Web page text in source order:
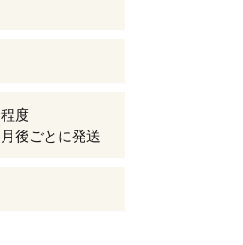
度
後ごとに発送